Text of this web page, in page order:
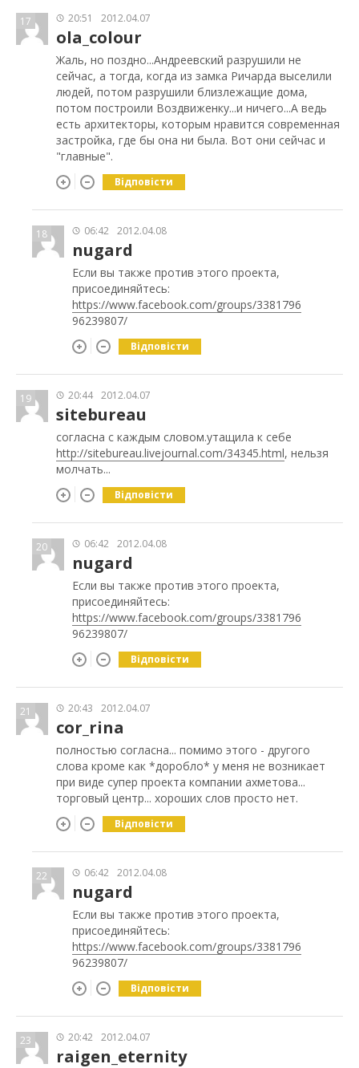
17 20:51 2012.04.07
ola_colour
Жаль, но поздно...Андреевский разрушили не
сейчас, а тогда, когда из замка Ричарда выселили
людей, потом разрушили близлежащие дома,
потом построили Воздвиженку...и ничего...А ведь
есть архитекторы, которым нравится современная
застройка, где бы она ни была. Вот они сейчас и
"главные".
Відповісти
18 06:42 2012.04.08
nugard
Если вы также против этого проекта,
присоединяйтесь:
https://www.facebook.com/groups/3381796
96239807/
Відповісти
19 20:44 2012.04.07
sitebureau
согласна с каждым словом.утащила к себе
http://sitebureau.livejournal.com/34345.html, нельзя
молчать...
Відповісти
20 06:42 2012.04.08
nugard
Если вы также против этого проекта,
присоединяйтесь:
https://www.facebook.com/groups/3381796
96239807/
Відповісти
21 20:43 2012.04.07
cor_rina
полностью согласна... помимо этого - другого
слова кроме как *доробло* у меня не возникает
при виде супер проекта компании ахметова...
торговый центр... хороших слов просто нет.
Відповісти
22 06:42 2012.04.08
nugard
Если вы также против этого проекта,
присоединяйтесь:
https://www.facebook.com/groups/3381796
96239807/
Відповісти
23 20:42 2012.04.07
raigen_eternity